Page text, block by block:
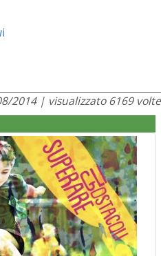
2014 | visualizzato 6169 volte